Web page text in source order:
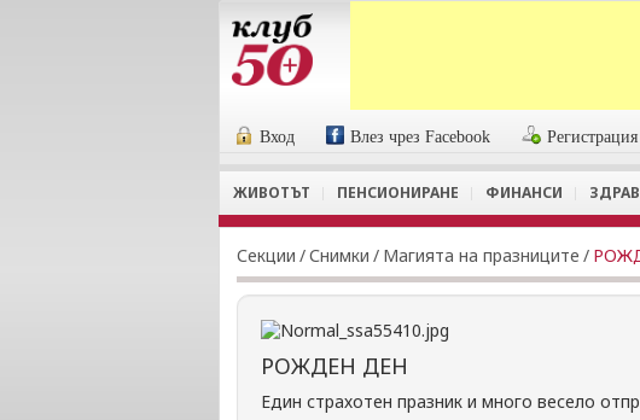
Вход Влез чрез Facebook Регистрация
ЖИВОТЪТ ПЕНСИОНИРАНЕ ФИНАНСИ
Секции /Снимки / Магията на празниците /
РОЖДЕН ДЕН
Един страхотен празник и много весело